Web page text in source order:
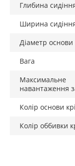
Глибина
Ширина
Діаметр основи
Вага
Максимальне
навантаження
Колір основи
Колір оббивки